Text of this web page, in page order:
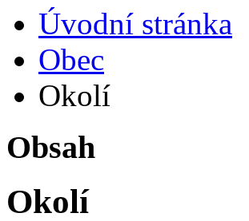
Úvodní stránka
Obec
Okolí
Obsah
Okolí